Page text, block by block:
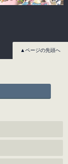
▲ページの先頭へ